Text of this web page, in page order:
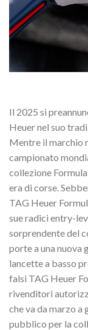
Il 2025 si
Heuer nel suo
Mentre il marchio
campionato
collezione
era di corse.
TAG Heuer
sue radici entry-
sorprendente del
porte a una nuova
lancette a basso
falsi TAG Heuer
rivenditori
che va da marzo
pubblico per la